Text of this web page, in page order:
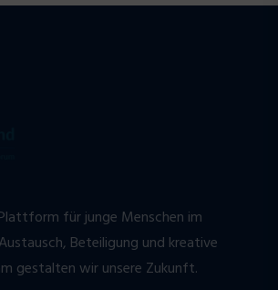
für junge Menschen im
Beteiligung und kreative
gestalten wir unsere Zukunft.